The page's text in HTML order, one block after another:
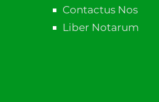
Contactus Nos
Liber Notarum